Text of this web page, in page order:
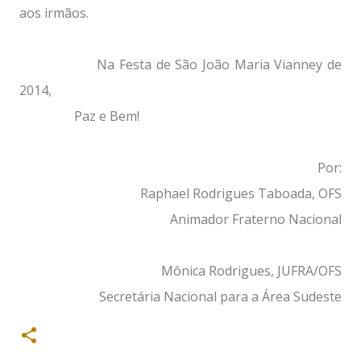
aos irmãos.
Na Festa de São João Maria Vianney de
2014,
Paz e Bem!
Por:
Raphael Rodrigues Taboada, OFS
Animador Fraterno Nacional
Mônica Rodrigues, JUFRA/OFS
Secretária Nacional para a Área Sudeste